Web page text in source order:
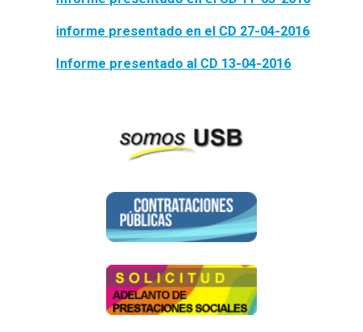
informe presentado en el CD 27-04-2016
Informe presentado al CD 13-04-2016